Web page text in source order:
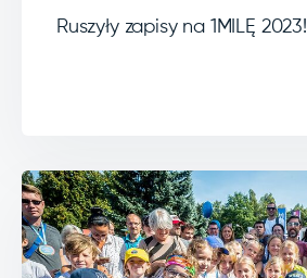
Ruszyły zapisy na 1MILĘ 2023!